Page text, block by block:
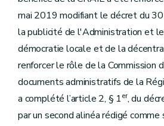
mai 2019 modifiant le décret du
la publicité de l'Administration et
démocratie locale et de la
renforcer le rôle de la Commission
documents administratifs de la
a complété l’article 2, § 1er, du
par un second alinéa rédigé comme